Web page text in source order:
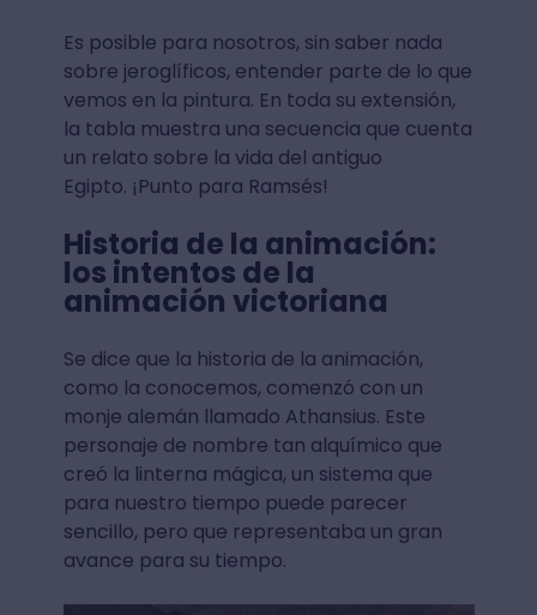
Es posible para nosotros, sin saber nada
sobre jeroglíficos, entender parte de lo que
vemos en la pintura. En toda su extensión,
la tabla muestra una secuencia que cuenta
un relato sobre la vida del antiguo
Egipto. ¡Punto para Ramsés!
Historia de la animación:
los intentos de la
animación victoriana
Se dice que la historia de la animación,
como la conocemos, comenzó con un
monje alemán llamado Athansius. Este
personaje de nombre tan alquímico que
creó la linterna mágica, un sistema que
para nuestro tiempo puede parecer
sencillo, pero que representaba un gran
avance para su tiempo.